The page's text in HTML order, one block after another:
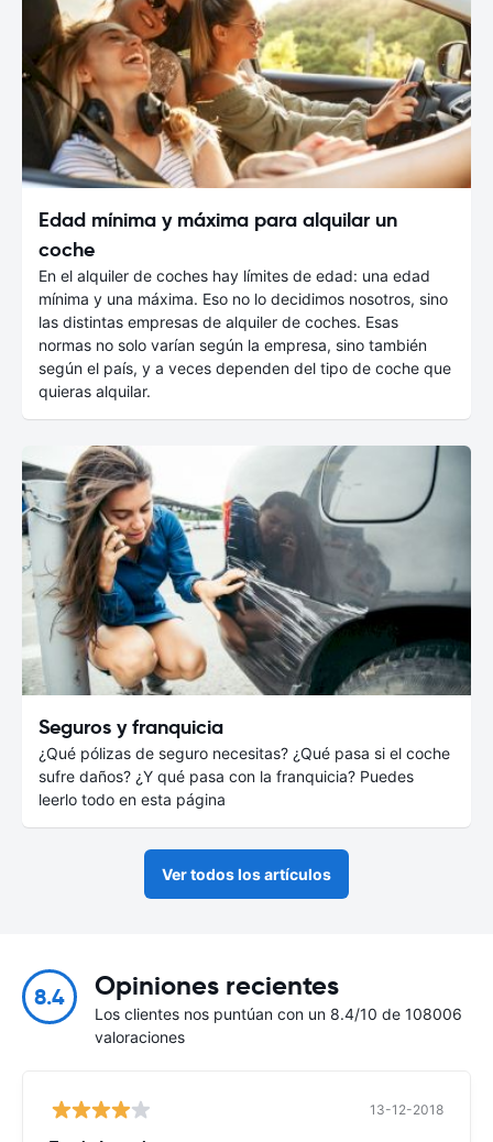
Edad mínima y máxima para alquilar un
coche
En el alquiler de coches hay límites de edad: una edad
mínima y una máxima. Eso no lo decidimos nosotros, sino
las distintas empresas de alquiler de coches. Esas
normas no solo varían según la empresa, sino también
según el país, y a veces dependen del tipo de coche que
quieras alquilar.
Seguros y franquicia
¿Qué pólizas de seguro necesitas? ¿Qué pasa si el coche
sufre daños? ¿Y qué pasa con la franquicia? Puedes
leerlo todo en esta página
Ver todos los artículos
8.4 Opiniones recientes
Los clientes nos puntúan con un 8.4/10 de 108006
valoraciones
13-12-2018